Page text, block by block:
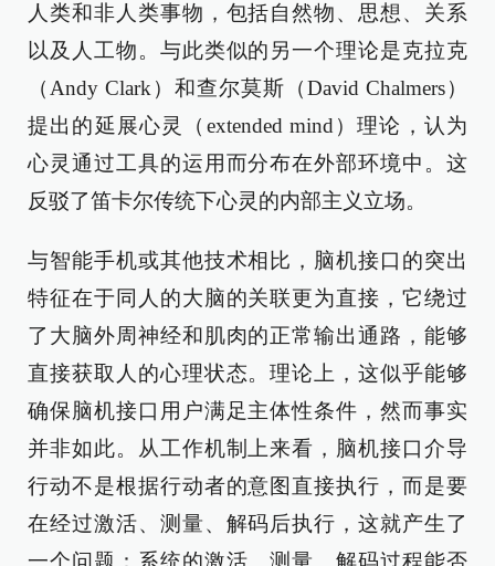
人类和非人类事物，包括自然物、思想、关系
以及人工物。与此类似的另一个理论是克拉克
（Andy Clark）和查尔莫斯（David Chalmers）
提出的延展心灵（extended mind）理论，认为
心灵通过工具的运用而分布在外部环境中。这
反驳了笛卡尔传统下心灵的内部主义立场。
与智能手机或其他技术相比，脑机接口的突出
特征在于同人的大脑的关联更为直接，它绕过
了大脑外周神经和肌肉的正常输出通路，能够
直接获取人的心理状态。理论上，这似乎能够
确保脑机接口用户满足主体性条件，然而事实
并非如此。从工作机制上来看，脑机接口介导
行动不是根据行动者的意图直接执行，而是要
在经过激活、测量、解码后执行，这就产生了
一个问题：系统的激活、测量、解码过程能否